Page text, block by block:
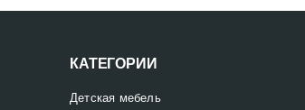
КАТЕГОРИИ
Детская мебель